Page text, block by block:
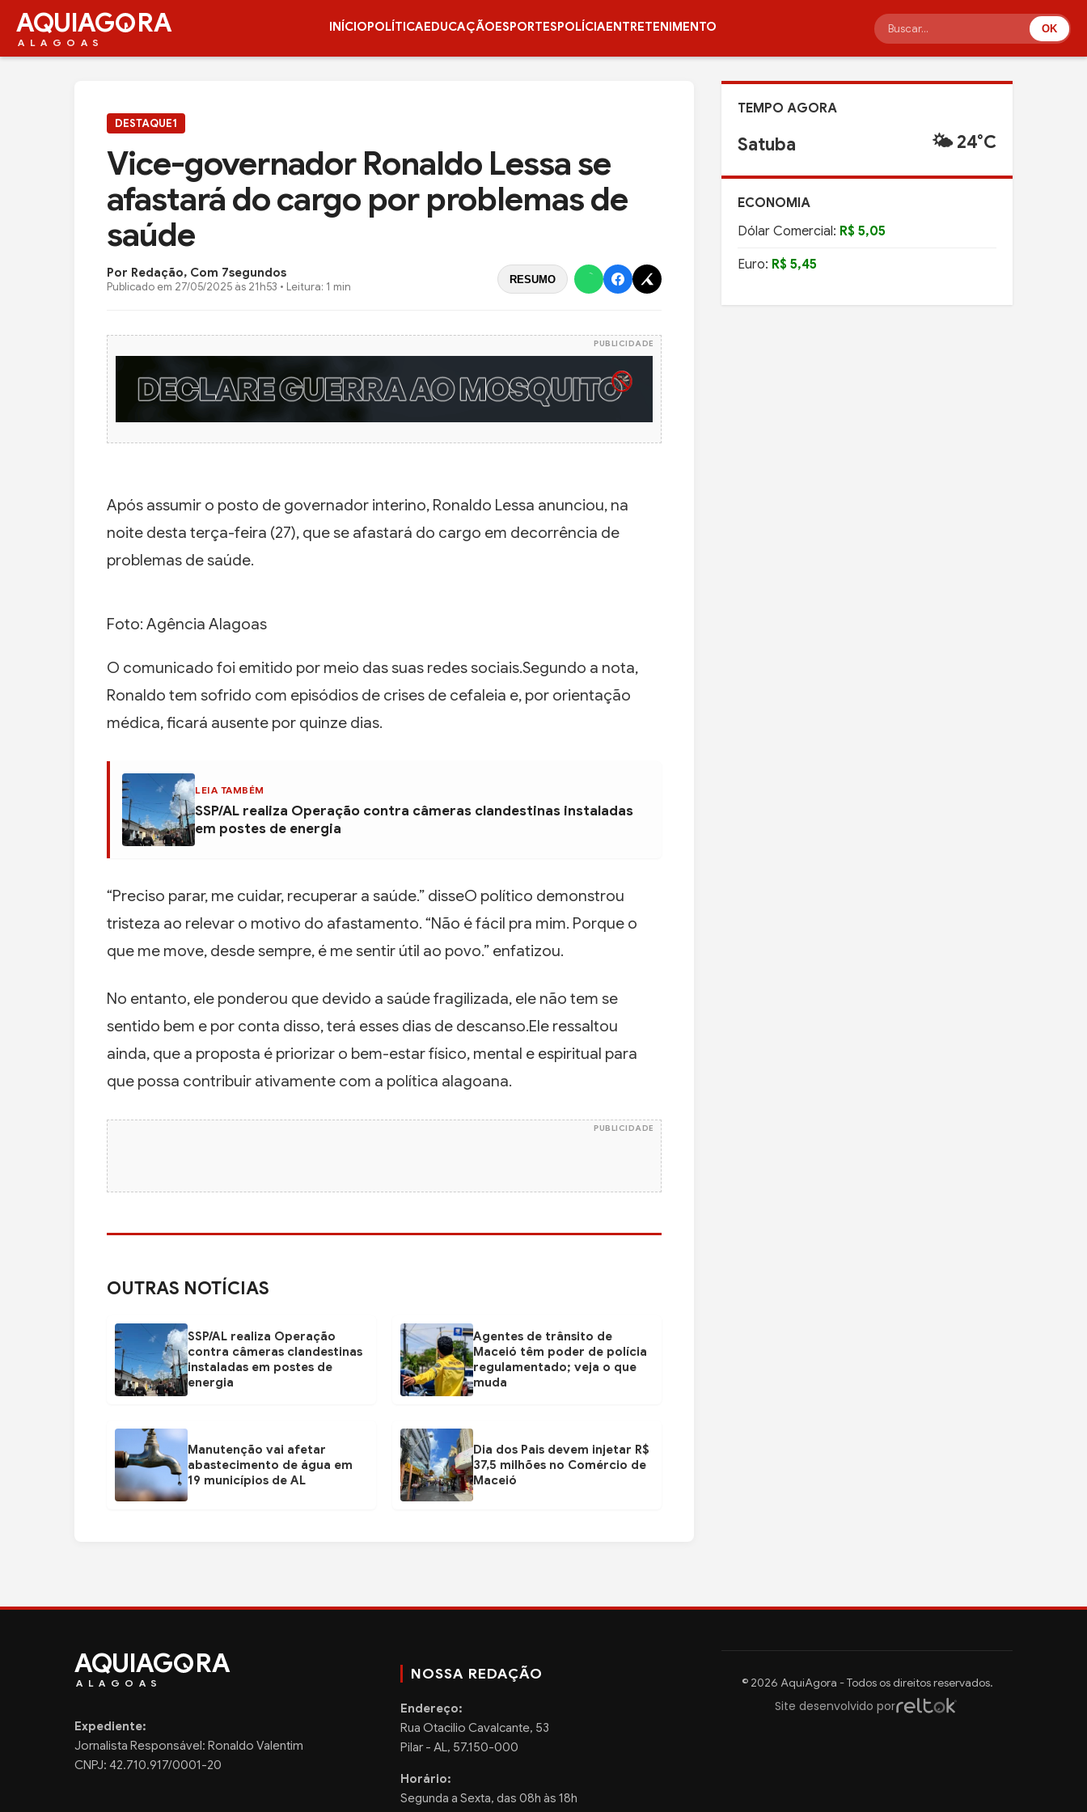
AQUIAG RA
ALAGOAS
INÍCIOPOLÍTICAEDUCAÇÃOESPORTESPOLÍCIAENTRETENIMENTO OK
DESTAQUE1
Vice-governador Ronaldo Lessa se
afastará do cargo por problemas de
saúde
Por Redação, Com 7segundos
Publicado em 27/05/2025 às 21h53 • Leitura: 1 min
RESUMO
PUBLICIDADE
Após assumir o posto de governador interino, Ronaldo Lessa anunciou, na
noite desta terça-feira (27), que se afastará do cargo em decorrência de
problemas de saúde.
Foto: Agência Alagoas
O comunicado foi emitido por meio das suas redes sociais.Segundo a nota,
Ronaldo tem sofrido com episódios de crises de cefaleia e, por orientação
médica, ficará ausente por quinze dias.
LEIA TAMBÉM
SSP/AL realiza Operação contra câmeras clandestinas instaladas
em postes de energia
“Preciso parar, me cuidar, recuperar a saúde.” disseO político demonstrou
tristeza ao relevar o motivo do afastamento. “Não é fácil pra mim. Porque o
que me move, desde sempre, é me sentir útil ao povo.” enfatizou.
No entanto, ele ponderou que devido a saúde fragilizada, ele não tem se
sentido bem e por conta disso, terá esses dias de descanso.Ele ressaltou
ainda, que a proposta é priorizar o bem-estar físico, mental e espiritual para
que possa contribuir ativamente com a política alagoana.
PUBLICIDADE
OUTRAS NOTÍCIAS
SSP/AL realiza Operação
contra câmeras clandestinas
instaladas em postes de
energia
Agentes de trânsito de
Maceió têm poder de polícia
regulamentado; veja o que
muda
Manutenção vai afetar
abastecimento de água em
19 municípios de AL
Dia dos Pais devem injetar R$
37,5 milhões no Comércio de
Maceió
TEMPO AGORA
Satuba 🌤️ 24°C
ECONOMIA
Dólar Comercial: R$ 5,05
Euro: R$ 5,45
AQUIAG RA
ALAGOAS
Expediente:
Jornalista Responsável: Ronaldo Valentim
CNPJ: 42.710.917/0001-20
NOSSA REDAÇÃO
Endereço:
Rua Otacilio Cavalcante, 53
Pilar - AL, 57.150-000
Horário:
Segunda a Sexta, das 08h às 18h
© 2026 AquiAgora - Todos os direitos reservados.
Site desenvolvido por